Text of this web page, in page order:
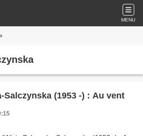
MENU
(1953 -) : Au vent